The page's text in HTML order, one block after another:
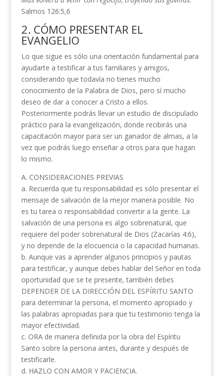
Salmos 126:5,6
2. CÓMO PRESENTAR EL
EVANGELIO
Lo que sigue es sólo una orientación fundamental para
ayudarte a testificar a tus familiares y amigos,
considerando que todavía no tienes mucho
conocimiento de la Palabra de Dios, pero sí mucho
deseo de dar a conocer a Cristo a ellos.
Posteriormente podrás llevar un estudio de discipulado
práctico para la evangelización, donde recibirás una
capacitación mayor para ser un ganador de almas, a la
vez que podrás luego enseñar a otros para que hagan
lo mismo.
A. CONSIDERACIONES PREVIAS
a. Recuerda que tu responsabilidad es sólo presentar el
mensaje de salvación de la mejor manera posible. No
es tu tarea o responsabilidad convertir a la gente. La
salvación de una persona es algo sobrenatural, que
requiere del poder sobrenatural de Dios (Zacarías 4:6),
y no depende de la elocuencia o la capacidad humanas.
b. Aunque vas a aprender algunos principios y pautas
para testificar, y aunque debes hablar del Señor en toda
oportunidad que se te presente, también debes
DEPENDER DE LA DIRECCIÓN DEL ESPÍRITU SANTO
para determinar la persona, el momento apropiado y
las palabras apropiadas para que tu testimonio tenga la
mayor efectividad.
c. ORA de manera definida por la obra del Espíritu
Santo sobre la persona antes, durante y después de
testificarle.
d. HAZLO CON AMOR Y PACIENCIA.